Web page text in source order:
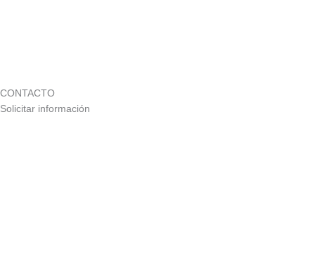
CONTACTO
Solicitar información